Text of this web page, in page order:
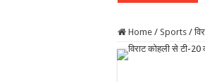
Home / Sports /